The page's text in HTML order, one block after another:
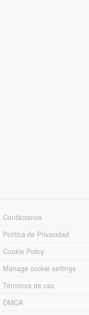
Contáctanos
Política de Privacidad
Cookie Policy
Manage cookie settings
Términos de uso
DMCA